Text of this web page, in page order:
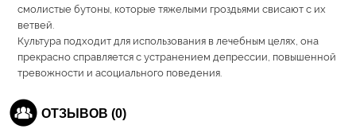
смолистые бутоны, которые тяжелыми гроздьями свисают с их
ветвей.
Культура подходит для использования в лечебным целях, она
прекрасно справляется с устранением депрессии, повышенной
тревожности и асоциального поведения.
ОТЗЫВОВ (0)